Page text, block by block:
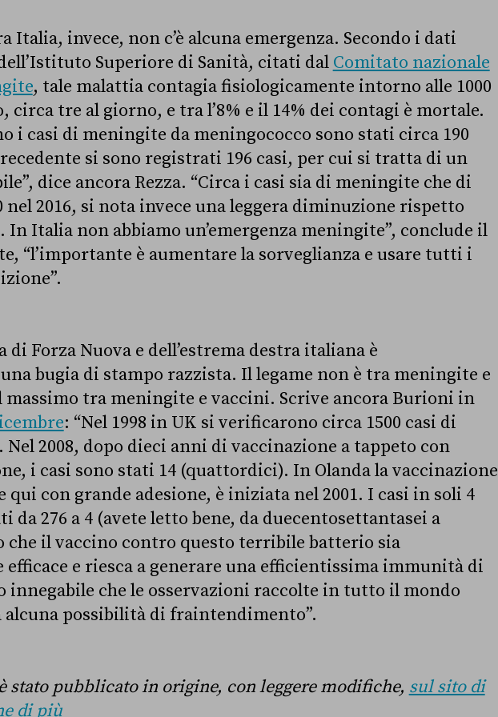
Italia, invece, non c’è alcuna emergenza. Secondo i dati
Superiore di Sanità, citati dal Comitato nazionale
, tale malattia contagia fisiologicamente intorno alle 1000
circa tre al giorno, e tra l’8% e il 14% dei contagi è mortale.
i casi di meningite da meningococco sono stati circa 190
si sono registrati 196 casi, per cui si tratta di un
dice ancora Rezza. “Circa i casi sia di meningite che di
nel 2016, si nota invece una leggera diminuzione rispetto
In Italia non abbiamo un’emergenza meningite”, conclude il
“l’importante è aumentare la sorveglianza e usare tutti i
di Forza Nuova e dell’estrema destra italiana è
bugia di stampo razzista. Il legame non è tra meningite e
tra meningite e vaccini. Scrive ancora Burioni in
: “Nel 1998 in UK si verificarono circa 1500 casi di
2008, dopo dieci anni di vaccinazione a tappeto con
i casi sono stati 14 (quattordici). In Olanda la vaccinazione
qui con grande adesione, è iniziata nel 2001. I casi in soli 4
da 276 a 4 (avete letto bene, da duecentosettantasei a
il vaccino contro questo terribile batterio sia
e riesca a generare una efficientissima immunità di
innegabile che le osservazioni raccolte in tutto il mondo
alcuna possibilità di fraintendimento”.
stato pubblicato in origine, con leggere modifiche, sul sito di
di più